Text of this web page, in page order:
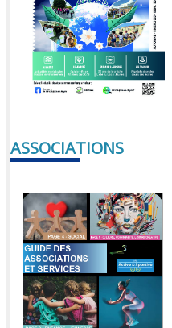
ASSOCIATIONS